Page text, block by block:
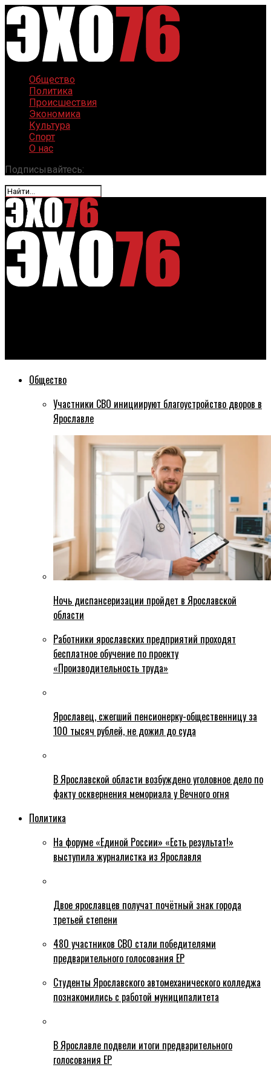
Общество
Политика
Происшествия
Экономика
Культура
Спорт
О нас
Подписывайтесь:
Общество
Участники СВО инициируют благоустройство дворов в
Ярославле
Ночь диспансеризации пройдет в Ярославской
области
Работники ярославских предприятий проходят
бесплатное обучение по проекту
«Производительность труда»
Ярославец, сжегший пенсионерку-общественницу за
100 тысяч рублей, не дожил до суда
В Ярославской области возбуждено уголовное дело по
факту осквернения мемориала у Вечного огня
Политика
На форуме «Единой России» «Есть результат!»
выступила журналистка из Ярославля
Двое ярославцев получат почётный знак города
третьей степени
480 участников СВО стали победителями
предварительного голосования ЕР
Студенты Ярославского автомеханического колледжа
познакомились с работой муниципалитета
В Ярославле подвели итоги предварительного
голосования ЕР